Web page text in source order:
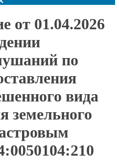
от 01.04.2026
по
вида
земельного